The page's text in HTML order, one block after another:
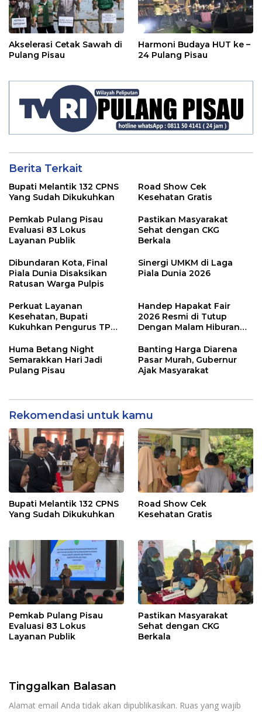
Akselerasi Cetak Sawah di
Pulang Pisau
Harmoni Budaya HUT ke –
24 Pulang Pisau
Berita Terkait
Bupati Melantik 132 CPNS
Yang Sudah Dikukuhkan
Road Show Cek
Kesehatan Gratis
Pemkab Pulang Pisau
Evaluasi 83 Lokus
Layanan Publik
Pastikan Masyarakat
Sehat dengan CKG
Berkala
Dibundaran Kota, Final
Piala Dunia Disaksikan
Ratusan Warga Pulpis
Sinergi UMKM di Laga
Piala Dunia 2026
Perkuat Layanan
Kesehatan, Bupati
Kukuhkan Pengurus TP
Handep Hapakat Fair
2026 Resmi di Tutup
Dengan Malam Hiburan
Huma Betang Night
Semarakkan Hari Jadi
Pulang Pisau
Banting Harga Diarena
Pasar Murah, Gubernur
Ajak Masyarakat
Rekomendasi untuk kamu
Bupati Melantik 132 CPNS
Yang Sudah Dikukuhkan
Road Show Cek
Kesehatan Gratis
Pemkab Pulang Pisau
Evaluasi 83 Lokus
Layanan Publik
Pastikan Masyarakat
Sehat dengan CKG
Berkala
Tinggalkan Balasan
Alamat email Anda tidak akan dipublikasikan. Ruas yang wajib